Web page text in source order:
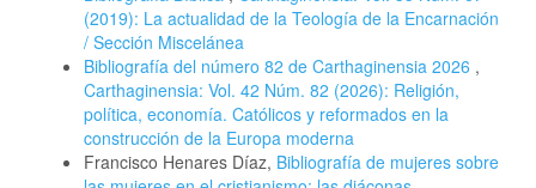
(2019): La actualidad de la Teología de la Encarnación
/ Sección Miscelánea
Bibliografía del número 82 de Carthaginensia 2026 ,
Carthaginensia: Vol. 42 Núm. 82 (2026): Religión,
política, economía. Católicos y reformados en la
construcción de la Europa moderna
Francisco Henares Díaz, Bibliografía de mujeres sobre